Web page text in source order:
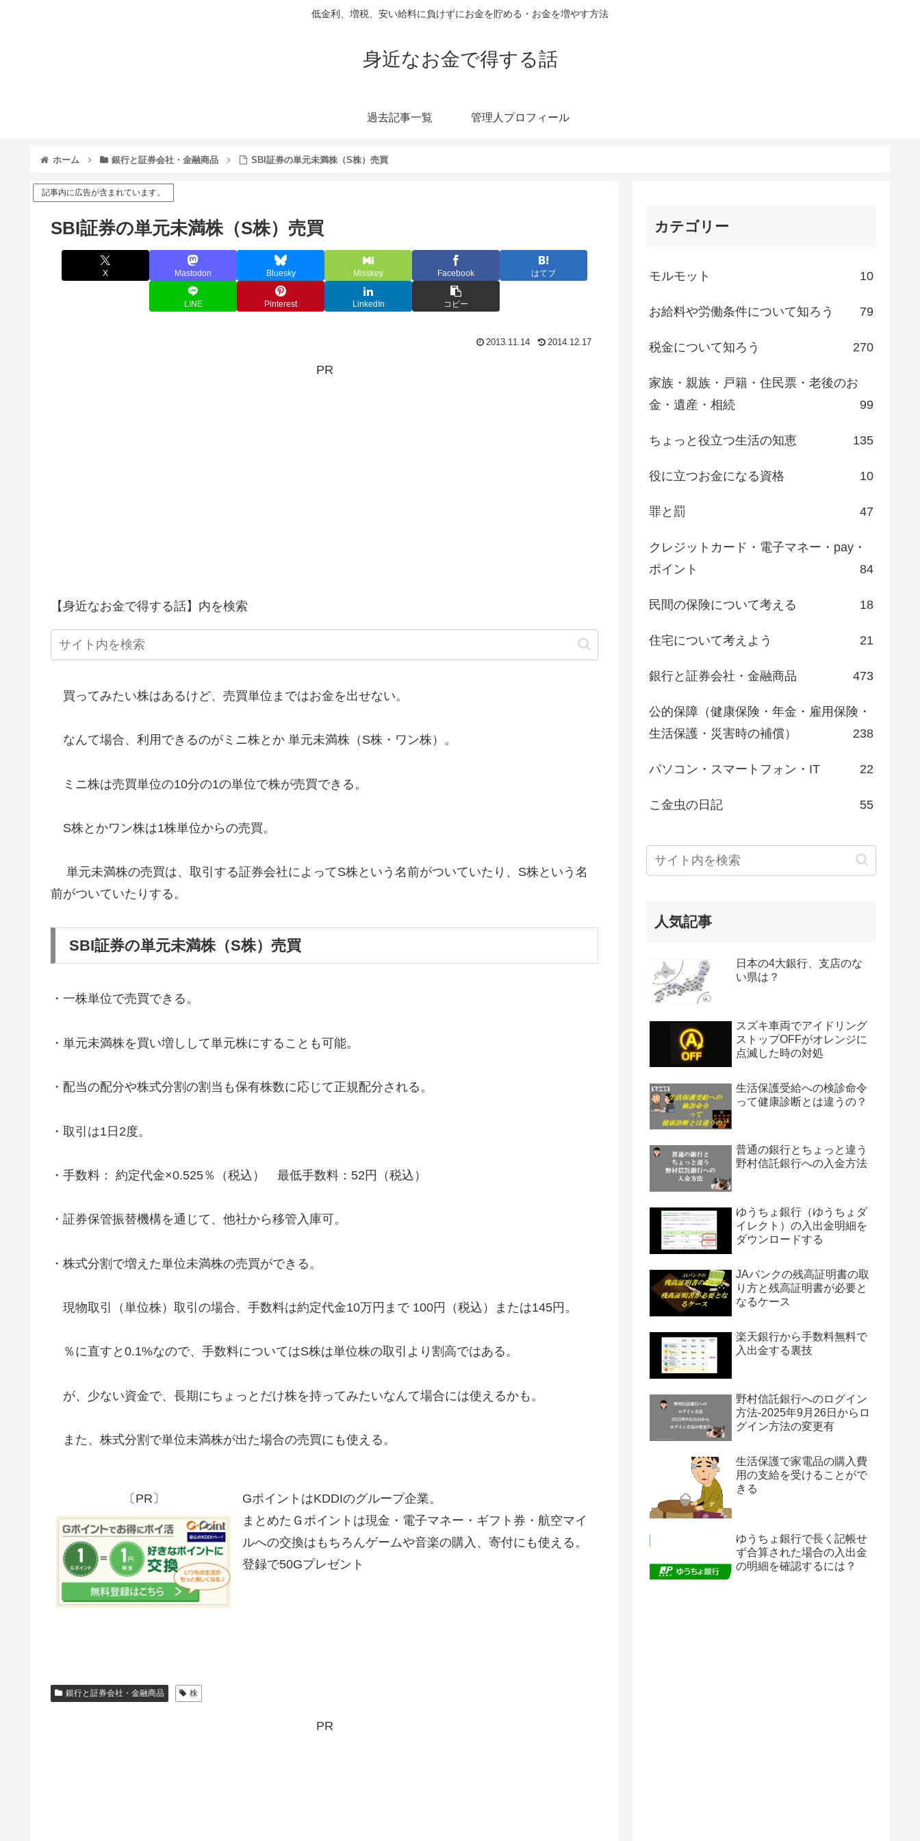
低金利、増税、安い給料に負けずにお金を貯める・お金を増やす方法
身近なお金で得する話
過去記事一覧 管理人プロフィール
ホーム 銀行と証券会社・金融商品 SBI証券の単元未満株（S株）売買
記事内に広告が含まれています。
SBI証券の単元未満株（S株）売買
X Mastodon Bluesky Misskey Facebook はてブ
LINE Pinterest LinkedIn コピー
2013.11.14 2014.12.17
PR
【身近なお金で得する話】内を検索
買ってみたい株はあるけど、売買単位まではお金を出せない。
なんて場合、利用できるのがミニ株とか 単元未満株（S株・ワン株）。
ミニ株は売買単位の10分の1の単位で株が売買できる。
S株とかワン株は1株単位からの売買。
単元未満株の売買は、取引する証券会社によってS株という名前がついていたり、S株という名
前がついていたりする。
SBI証券の単元未満株（S株）売買
・一株単位で売買できる。
・単元未満株を買い増しして単元株にすることも可能。
・配当の配分や株式分割の割当も保有株数に応じて正規配分される。
・取引は1日2度。
・手数料： 約定代金×0.525％（税込） 最低手数料：52円（税込）
・証券保管振替機構を通じて、他社から移管入庫可。
・株式分割で増えた単位未満株の売買ができる。
現物取引（単位株）取引の場合、手数料は約定代金10万円まで 100円（税込）または145円。
％に直すと0.1%なので、手数料についてはS株は単位株の取引より割高ではある。
が、少ない資金で、長期にちょっとだけ株を持ってみたいなんて場合には使えるかも。
また、株式分割で単位未満株が出た場合の売買にも使える。
〔PR〕
GポイントはKDDIのグループ企業。
まとめたＧポイントは現金・電子マネー・ギフト券・航空マイ
ルへの交換はもちろんゲームや音楽の購入、寄付にも使える。
登録で50Gプレゼント
銀行と証券会社・金融商品 株
PR
カテゴリー
モルモット 10
お給料や労働条件について知ろう 79
税金について知ろう 270
家族・親族・戸籍・住民票・老後のお
金・遺産・相続
99
ちょっと役立つ生活の知恵 135
役に立つお金になる資格 10
罪と罰 47
クレジットカード・電子マネー・pay・
ポイント
84
民間の保険について考える 18
住宅について考えよう 21
銀行と証券会社・金融商品 473
公的保障（健康保険・年金・雇用保険・
生活保護・災害時の補償）
238
パソコン・スマートフォン・IT 22
こ金虫の日記 55
人気記事
日本の4大銀行、支店のな
い県は？
スズキ車両でアイドリング
ストップOFFがオレンジに
点滅した時の対処
生活保護受給への検診命令
って健康診断とは違うの？
普通の銀行とちょっと違う
野村信託銀行への入金方法
ゆうちょ銀行（ゆうちょダ
イレクト）の入出金明細を
ダウンロードする
JAバンクの残高証明書の取
り方と残高証明書が必要と
なるケース
楽天銀行から手数料無料で
入出金する裏技
野村信託銀行へのログイン
方法-2025年9月26日からロ
グイン方法の変更有
生活保護で家電品の購入費
用の支給を受けることがで
きる
ゆうちょ銀行で長く記帳せ
ず合算された場合の入出金
の明細を確認するには？